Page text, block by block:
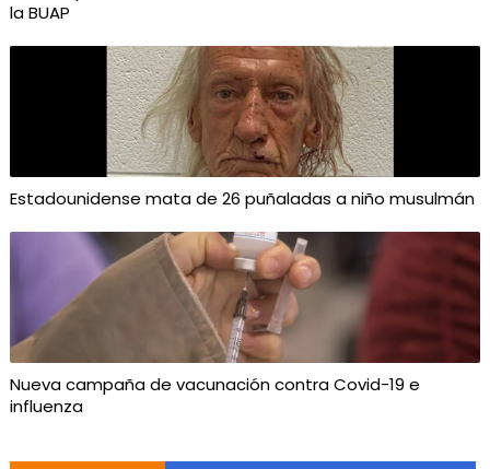
la BUAP
Estadounidense mata de 26 puñaladas a niño musulmán
Nueva campaña de vacunación contra Covid-19 e
influenza